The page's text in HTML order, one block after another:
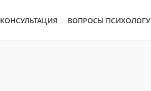
КОНСУЛЬТАЦИЯ ВОПРОСЫ ПСИХОЛОГУ